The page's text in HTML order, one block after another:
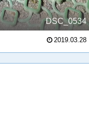
DSC_0534
2019.03.28